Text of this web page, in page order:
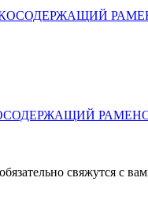
РАМЕНО
свяжутся с